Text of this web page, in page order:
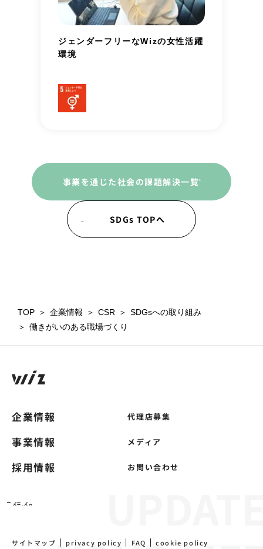
ジェンダーフリーなWizの女性活躍
環境
事業を通じた社会の課題解決一覧
SDGs TOPへ
TOP ＞ 企業情報 ＞ CSR ＞ SDGsへの取り組み
＞ 働きがいのある職場づくり
企業情報
事業情報
採用情報
代理店募集
メディア
お問い合わせ
サイトマップ privacy policy FAQ cookie policy